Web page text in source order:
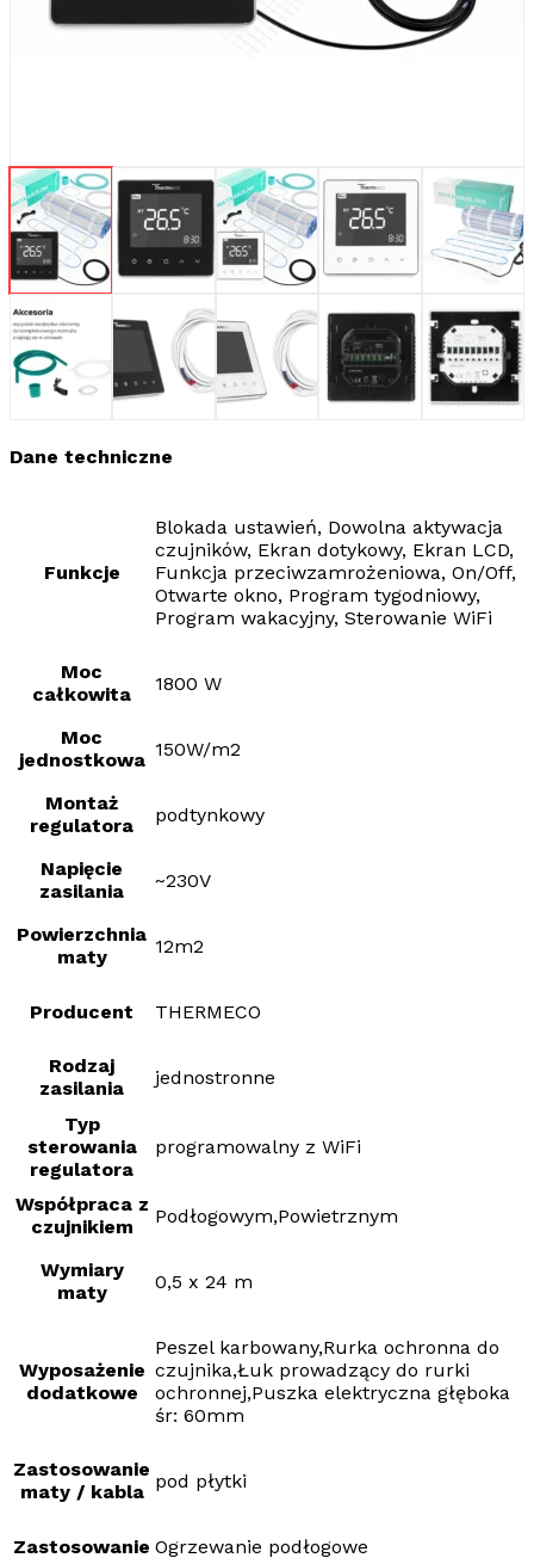
Dane techniczne
Funkcje
Blokada ustawień, Dowolna aktywacja
czujników, Ekran dotykowy, Ekran LCD,
Funkcja przeciwzamrożeniowa, On/Off,
Otwarte okno, Program tygodniowy,
Program wakacyjny, Sterowanie WiFi
Moc
całkowita
1800 W
Moc
jednostkowa 150W/m2
Montaż
regulatora
podtynkowy
Napięcie
zasilania
~230V
Powierzchnia
maty
12m2
Producent THERMECO
Rodzaj
zasilania
jednostronne
Typ
sterowania
regulatora
programowalny z WiFi
Współpraca z
czujnikiem
Podłogowym,Powietrznym
Wymiary
maty
0,5 x 24 m
Wyposażenie
dodatkowe
Peszel karbowany,Rurka ochronna do
czujnika,Łuk prowadzący do rurki
ochronnej,Puszka elektryczna głęboka
śr: 60mm
Zastosowanie
maty / kabla pod płytki
Zastosowanie Ogrzewanie podłogowe